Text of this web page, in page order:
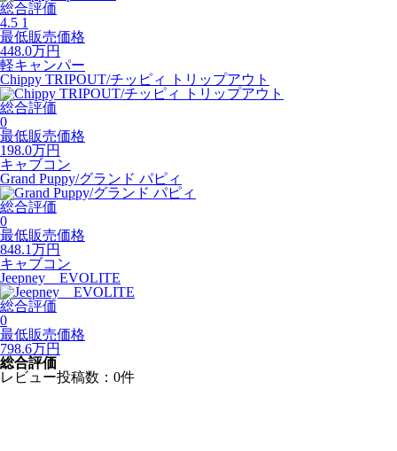
総合評価
4.5 1
最低販売価格
448.0万円
軽キャンパー
Chippy TRIPOUT/チッピィ トリップアウト
総合評価
0
最低販売価格
198.0万円
キャブコン
Grand Puppy/グランド パピィ
総合評価
0
最低販売価格
848.1万円
キャブコン
Jeepney EVOLITE
総合評価
0
最低販売価格
798.6万円
総合評価
レビュー投稿数：0件